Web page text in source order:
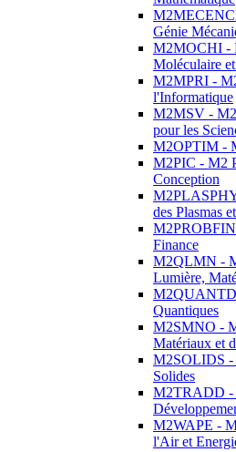
Génie
M2MOCHI -
Moléculaire
M2MPRI -
l'Informatique
M2MSV -
pour les
M2OPTIM -
M2PIC - M2
Conception
des Plasmas
M2PROBFIN
Finance
M2QLMN -
Lumière,
Quantiques
M2SMNO -
Matériaux et
M2SOLIDS -
Solides
M2TRADD -
M2WAPE -
l'Air et